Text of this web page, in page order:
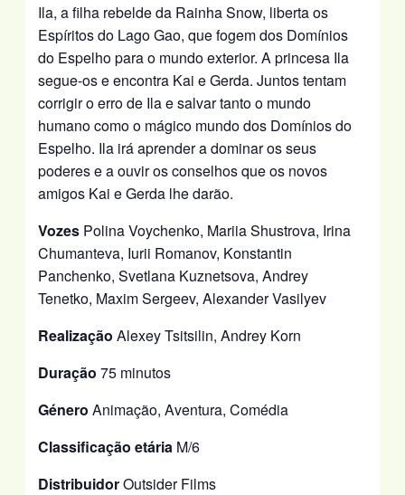
Ila, a filha rebelde da Rainha Snow, liberta os
Espíritos do Lago Gao, que fogem dos Domínios
do Espelho para o mundo exterior. A princesa Ila
segue-os e encontra Kai e Gerda. Juntos tentam
corrigir o erro de Ila e salvar tanto o mundo
humano como o mágico mundo dos Domínios do
Espelho. Ila irá aprender a dominar os seus
poderes e a ouvir os conselhos que os novos
amigos Kai e Gerda lhe darão.
Vozes Polina Voychenko, Mariia Shustrova, Irina
Chumanteva, Iurii Romanov, Konstantin
Panchenko, Svetlana Kuznetsova, Andrey
Tenetko, Maxim Sergeev, Alexander Vasilyev
Realização Alexey Tsitsilin, Andrey Korn
Duração 75 minutos
Género Animação, Aventura, Comédia
Classificação etária M/6
DistribuidorOutsider Films